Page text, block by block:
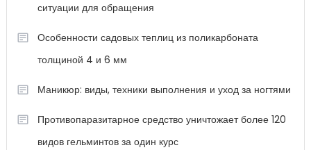
ситуации для обращения
Особенности садовых теплиц из поликарбоната
толщиной 4 и 6 мм
Маникюр: виды, техники выполнения и уход за ногтями
Противопаразитарное средство уничтожает более 120
видов гельминтов за один курс